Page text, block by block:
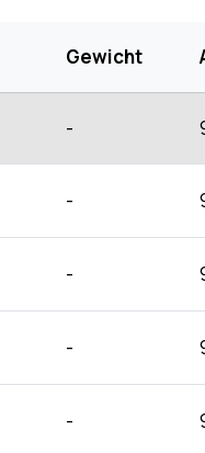
Gewicht
-
-
-
-
-